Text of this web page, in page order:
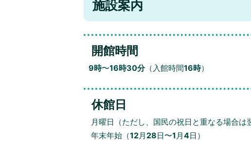
施設案内
開館時間
9時〜16時30分（入館時間16時）
休館日
月曜日（ただし、国民の祝日と重なる場合は
年末年始（12月 28日〜1 月4日）